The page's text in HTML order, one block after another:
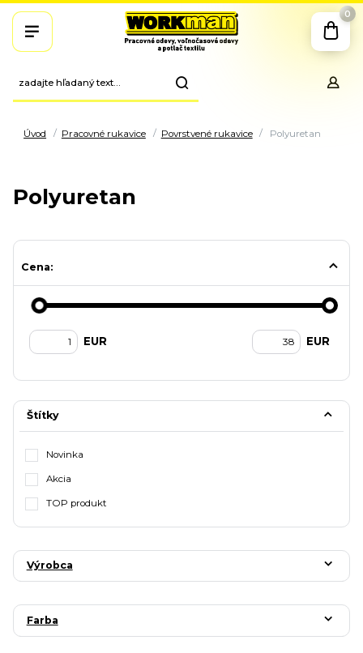
0
Úvod Pracovné rukavice Povrstvené rukavice Polyuretan
Polyuretan
Cena:
EUR EUR
Štítky
Novinka
Akcia
TOP produkt
Výrobca
Farba